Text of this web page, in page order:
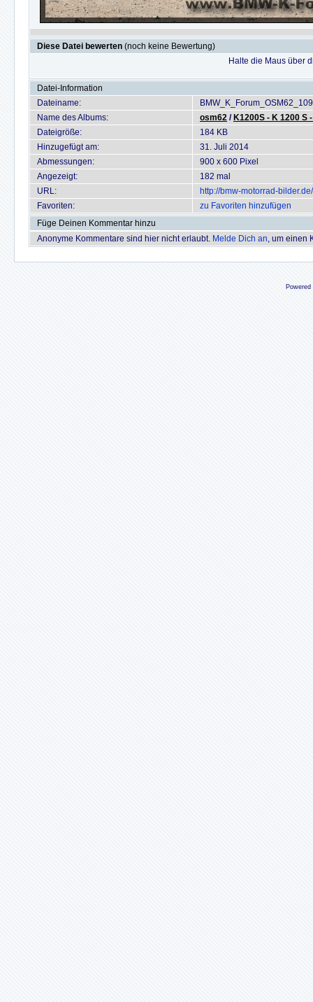
Diese Datei bewerten (noch keine Bewertung)
Halte die Maus über
Datei-Information
Dateiname:
Name des Albums:
osm62 / K1200S - K 1200 S
Dateigröße:
184 KB
Hinzugefügt am:
31. Juli 2014
Abmessungen:
900 x 600 Pixel
Angezeigt:
182 mal
URL:
http://bmw-motorrad-
Favoriten:
zu Favoriten hinzufügen
Füge Deinen Kommentar hinzu
Anonyme Kommentare sind hier nicht erlaubt. Melde Dich an, um einen